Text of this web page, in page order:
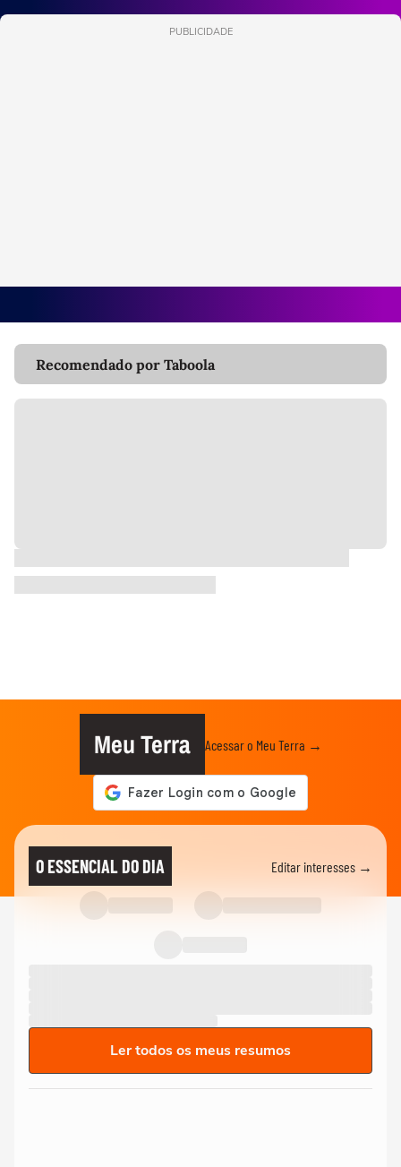
PUBLICIDADE
Recomendado por Taboola
Meu Terra Acessar o Meu Terra →
O ESSENCIAL DO DIA Editar interesses →
Ler todos os meus resumos